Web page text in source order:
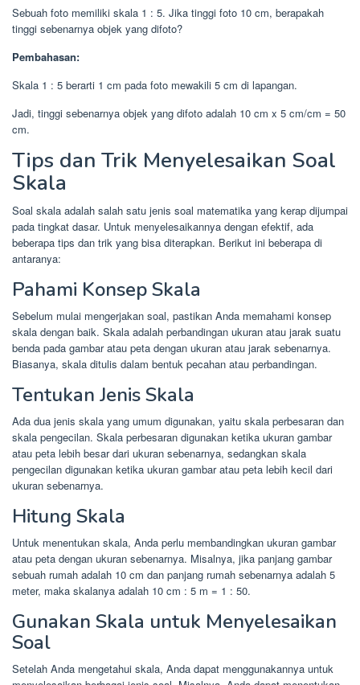
Sebuah foto memiliki skala 1 : 5. Jika tinggi foto 10 cm, berapakah
tinggi sebenarnya objek yang difoto?
Pembahasan:
Skala 1 : 5 berarti 1 cm pada foto mewakili 5 cm di lapangan.
Jadi, tinggi sebenarnya objek yang difoto adalah 10 cm x 5 cm/cm = 50
cm.
Tips dan Trik Menyelesaikan Soal
Skala
Soal skala adalah salah satu jenis soal matematika yang kerap dijumpai
pada tingkat dasar. Untuk menyelesaikannya dengan efektif, ada
beberapa tips dan trik yang bisa diterapkan. Berikut ini beberapa di
antaranya:
Pahami Konsep Skala
Sebelum mulai mengerjakan soal, pastikan Anda memahami konsep
skala dengan baik. Skala adalah perbandingan ukuran atau jarak suatu
benda pada gambar atau peta dengan ukuran atau jarak sebenarnya.
Biasanya, skala ditulis dalam bentuk pecahan atau perbandingan.
Tentukan Jenis Skala
Ada dua jenis skala yang umum digunakan, yaitu skala perbesaran dan
skala pengecilan. Skala perbesaran digunakan ketika ukuran gambar
atau peta lebih besar dari ukuran sebenarnya, sedangkan skala
pengecilan digunakan ketika ukuran gambar atau peta lebih kecil dari
ukuran sebenarnya.
Hitung Skala
Untuk menentukan skala, Anda perlu membandingkan ukuran gambar
atau peta dengan ukuran sebenarnya. Misalnya, jika panjang gambar
sebuah rumah adalah 10 cm dan panjang rumah sebenarnya adalah 5
meter, maka skalanya adalah 10 cm : 5 m = 1 : 50.
Gunakan Skala untuk Menyelesaikan
Soal
Setelah Anda mengetahui skala, Anda dapat menggunakannya untuk